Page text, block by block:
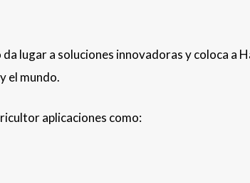
lugar a soluciones innovadoras y coloca a
el mundo.
aplicaciones como: